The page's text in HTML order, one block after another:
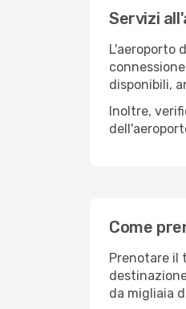
Servizi
L'aeroporto
disponibili,
Inoltre,
Come
Prenotare il
da migliaia